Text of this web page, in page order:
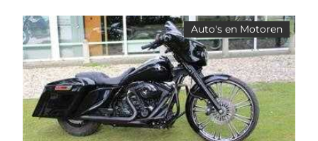
Auto's en Motoren